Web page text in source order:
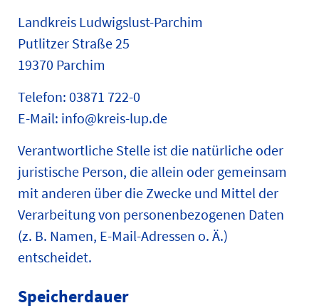
Landkreis Ludwigslust-Parchim
Putlitzer Straße 25
19370 Parchim
Telefon: 03871 722-0
E-Mail: info@kreis-lup.de
Verantwortliche Stelle ist die natürliche oder
juristische Person, die allein oder gemeinsam
mit anderen über die Zwecke und Mittel der
Verarbeitung von personenbezogenen Daten
(z. B. Namen, E-Mail-Adressen o. Ä.)
entscheidet.
Speicherdauer